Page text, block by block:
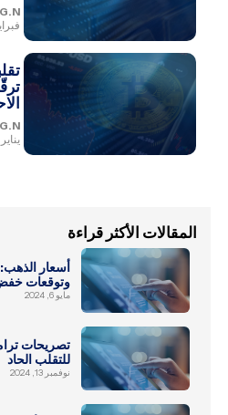
G.N
فبراير 2,
G.N
يناير 27, 2026
المقالات الأكثر قراءة
أسعار الذهب:
وتوقعات خفض
مايو 6, 2024
تصريحات
للتقلب الحاد
نوفمبر 13, 2024